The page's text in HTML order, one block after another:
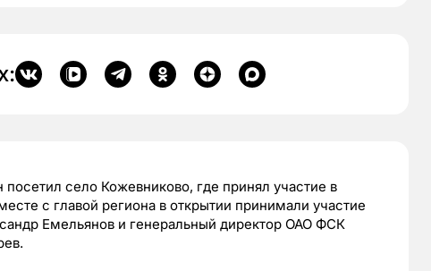
село Кожевниково, где принял участие в
с главой региона в открытии принимали участие
Емельянов и генеральный директор ОАО ФСК